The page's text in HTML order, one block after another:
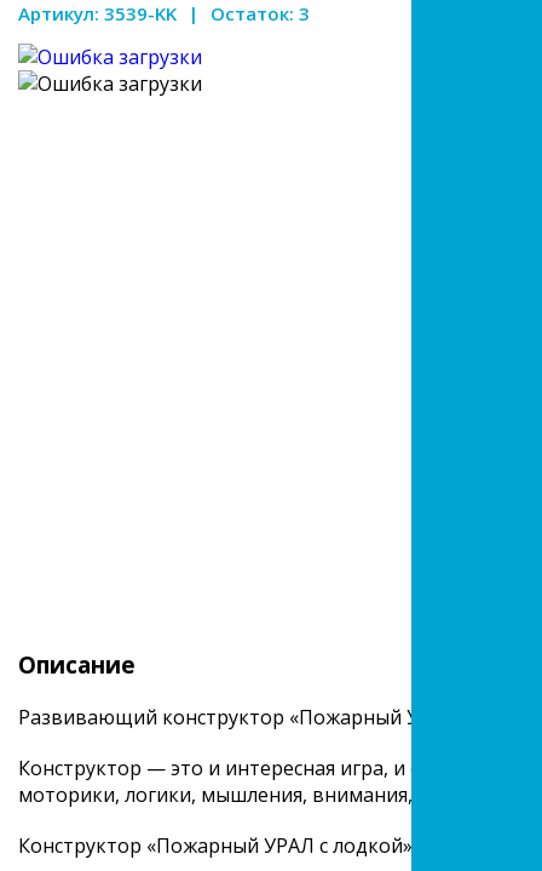
Артикул: 3539-KK | Остаток: 3
Описание
Развивающий конструктор «Пожарный УРАЛ с
Конструктор — это и интересная игра, и обучение в
моторики, логики, мышления, внимания, фантазии и
Конструктор «Пожарный УРАЛ с лодкой» ТМ «Город